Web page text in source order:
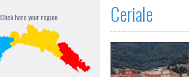
Click here your region Ceriale